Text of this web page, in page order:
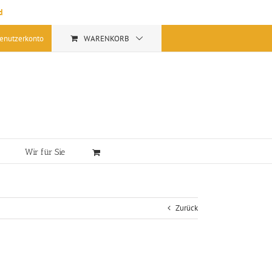
WARENKORB
Wir für Sie
Zurück